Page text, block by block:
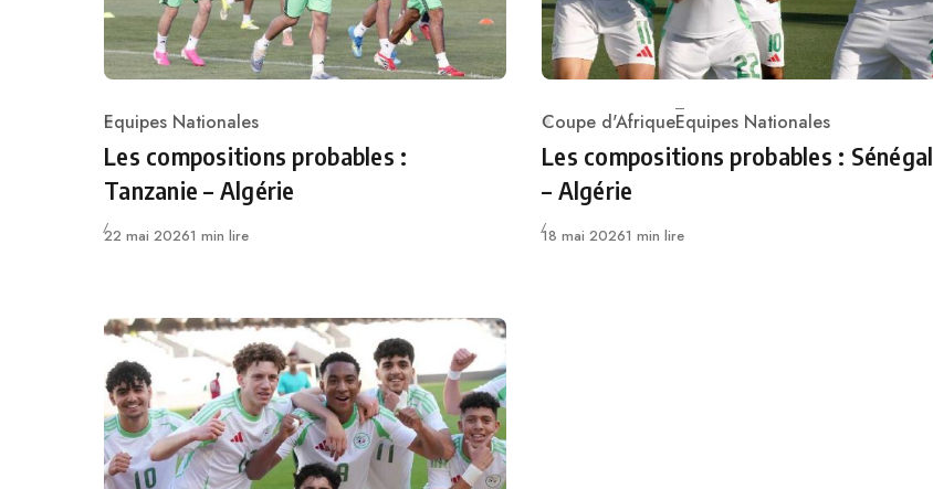
Category
Equipes Nationales
Les compositions probables :
Tanzanie – Algérie
Publié
22 mai 20261 min lire
Category
Coupe d'AfriqueEquipes Nationales
Les compositions probables : Sénégal
– Algérie
Publié
18 mai 20261 min lire